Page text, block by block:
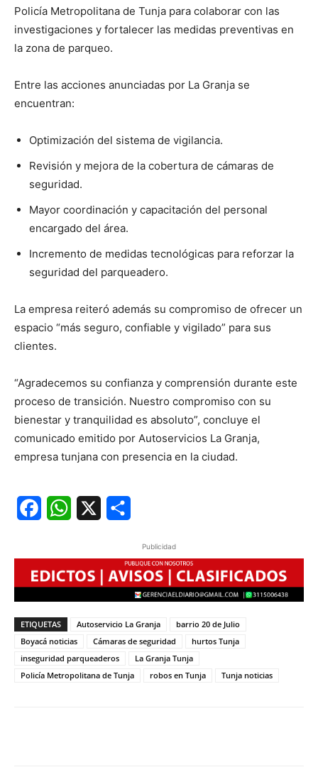
Policía Metropolitana de Tunja para colaborar con las
investigaciones y fortalecer las medidas preventivas en
la zona de parqueo.
Entre las acciones anunciadas por La Granja se
encuentran:
Optimización del sistema de vigilancia.
Revisión y mejora de la cobertura de cámaras de
seguridad.
Mayor coordinación y capacitación del personal
encargado del área.
Incremento de medidas tecnológicas para reforzar la
seguridad del parqueadero.
La empresa reiteró además su compromiso de ofrecer un
espacio “más seguro, confiable y vigilado” para sus
clientes.
“Agradecemos su confianza y comprensión durante este
proceso de transición. Nuestro compromiso con su
bienestar y tranquilidad es absoluto”, concluye el
comunicado emitido por Autoservicios La Granja,
empresa tunjana con presencia en la ciudad.
FacebookWhatsApp
Publicidad
ETIQUETAS Autoservicio La Granja
barrio 20 de Julio
Boyacá noticias
Cámaras de seguridad
hurtos Tunja
inseguridad parqueaderos
La Granja Tunja
Policía Metropolitana de Tunja
robos en Tunja Tunja noticias